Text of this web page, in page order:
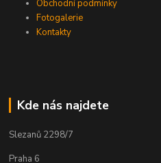
Obchodní podmínky
Fotogalerie
Kontakty
Kde nás najdete
Slezanů 2298/7
Praha 6